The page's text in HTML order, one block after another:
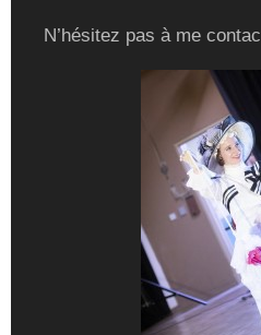
N’hésitez pas à me